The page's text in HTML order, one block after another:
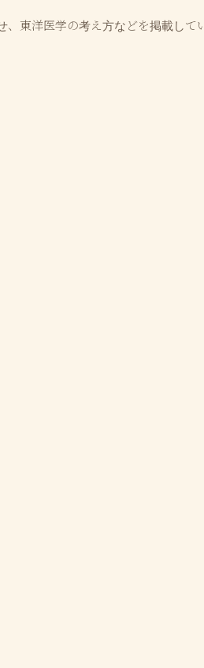
、東洋医学の考え方などを掲載して